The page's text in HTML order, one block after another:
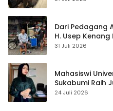
Dari Pedagang
H. Usep
Cisaat
31 Juli 2026
Mahasiswi
Sukabumi Raih
Pembelajaran
24 Juli 2026